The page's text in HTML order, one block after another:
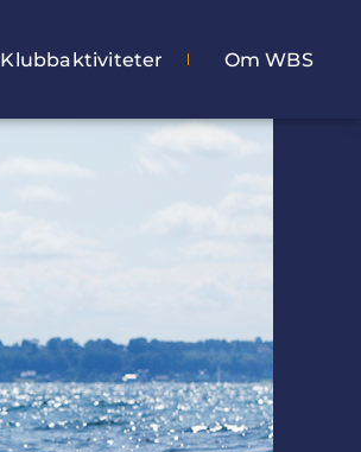
Klubbaktiviteter Om WBS